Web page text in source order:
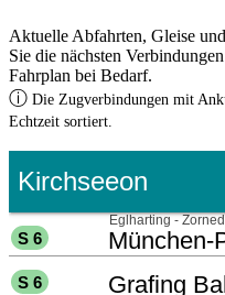
Aktuelle Abfahrten, Gleise
Sie die nächsten
Fahrplan bei Bedarf.
ⓘ Die Zugverbindungen mit
Echtzeit sortiert.